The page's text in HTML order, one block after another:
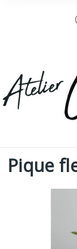
Pique